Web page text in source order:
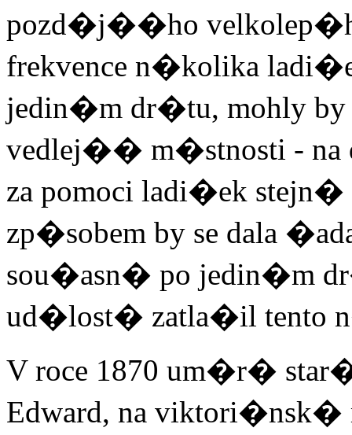
pozd�j��ho
frekvence n�kolika
jedin�m dr�tu, mohly
vedlej�� m�stnosti -
za pomoci ladi�ek
zp�sobem by se dala
sou�asn� po jedin�m
ud�lost� zatla�il tento
V roce 1870 um�r�
Edward, na